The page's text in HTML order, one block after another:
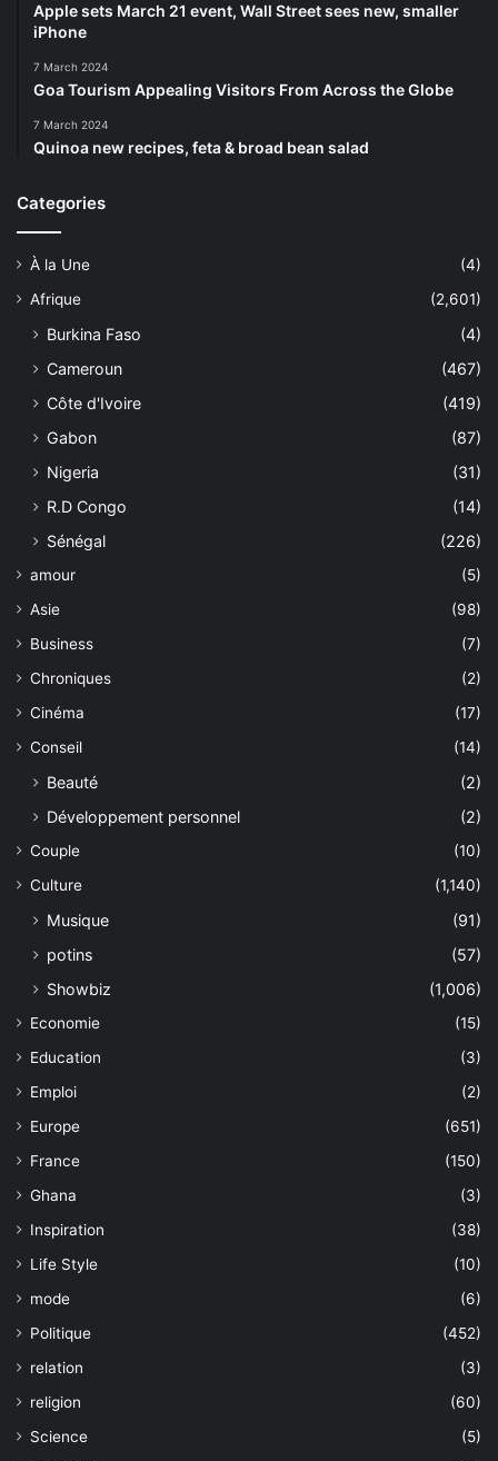
Apple sets March 21 event, Wall Street sees new, smaller
iPhone
7 March 2024
Goa Tourism Appealing Visitors From Across the Globe
7 March 2024
Quinoa new recipes, feta & broad bean salad
Categories
À la Une
(4)
Afrique
(2,601)
Burkina Faso
(4)
Cameroun
(467)
Côte d'Ivoire
(419)
Gabon
(87)
Nigeria
(31)
R.D Congo
(14)
Sénégal
(226)
amour
(5)
Asie
(98)
Business
(7)
Chroniques
(2)
Cinéma
(17)
Conseil
(14)
Beauté
(2)
Développement personnel
(2)
Couple
(10)
Culture
(1,140)
Musique
(91)
potins
(57)
Showbiz
(1,006)
Economie
(15)
Education
(3)
Emploi
(2)
Europe
(651)
France
(150)
Ghana
(3)
Inspiration
(38)
Life Style
(10)
mode
(6)
Politique
(452)
relation
(3)
religion
(60)
Science
(5)